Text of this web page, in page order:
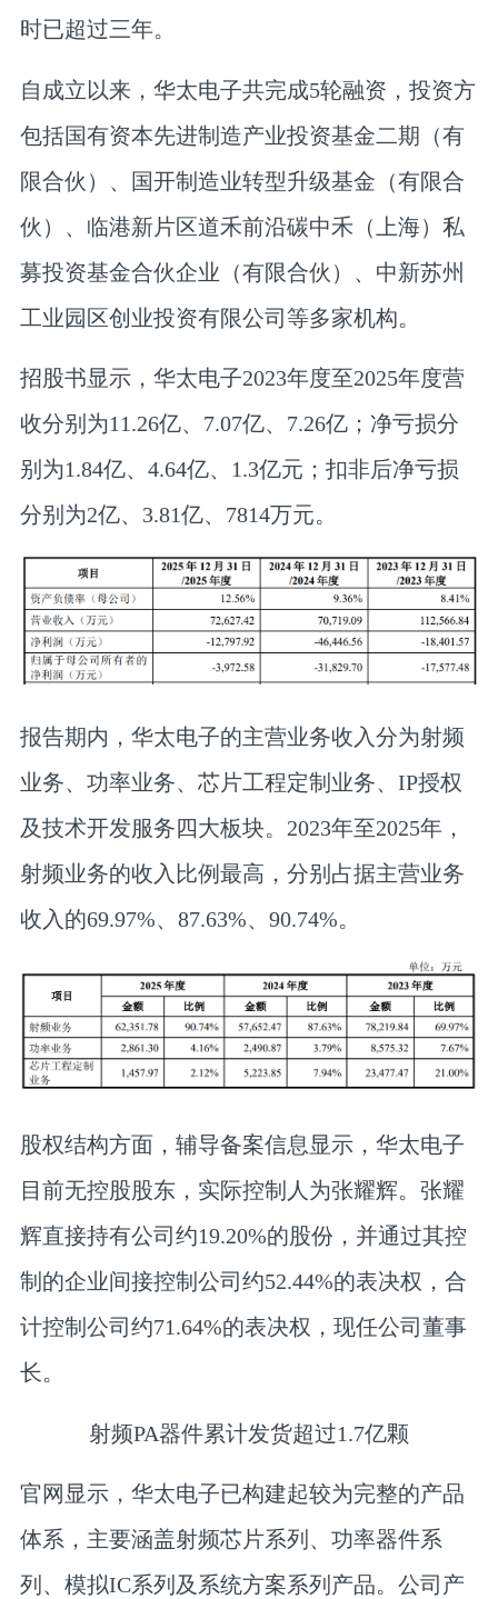
时已超过三年。
自成立以来，华太电子共完成5轮融资，投资方
包括国有资本先进制造产业投资基金二期（有
限合伙）、国开制造业转型升级基金（有限合
伙）、临港新片区道禾前沿碳中禾（上海）私
募投资基金合伙企业（有限合伙）、中新苏州
工业园区创业投资有限公司等多家机构。
招股书显示，华太电子2023年度至2025年度营
收分别为11.26亿、7.07亿、7.26亿；净亏损分
别为1.84亿、4.64亿、1.3亿元；扣非后净亏损
分别为2亿、3.81亿、7814万元。
报告期内，华太电子的主营业务收入分为射频
业务、功率业务、芯片工程定制业务、IP授权
及技术开发服务四大板块。2023年至2025年，
射频业务的收入比例最高，分别占据主营业务
收入的69.97%、87.63%、90.74%。
股权结构方面，辅导备案信息显示，华太电子
目前无控股股东，实际控制人为张耀辉。张耀
辉直接持有公司约19.20%的股份，并通过其控
制的企业间接控制公司约52.44%的表决权，合
计控制公司约71.64%的表决权，现任公司董事
长。
射频PA器件累计发货超过1.7亿颗
官网显示，华太电子已构建起较为完整的产品
体系，主要涵盖射频芯片系列、功率器件系
列、模拟IC系列及系统方案系列产品。公司产